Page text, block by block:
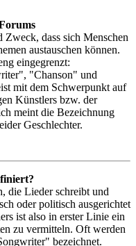
Zweck, dass sich Menschen
austauschen können.
eingegrenzt:
"Chanson" und
mit dem Schwerpunkt auf
Künstlers bzw. der
meint die Bezeichnung
Geschlechter.
die Lieder schreibt und
oder politisch ausgerichtet
ist also in erster Linie ein
zu vermitteln. Oft werden
bezeichnet.